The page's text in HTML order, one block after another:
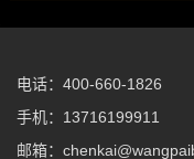
电话：400-660-1826
手机：13716199911
邮箱：